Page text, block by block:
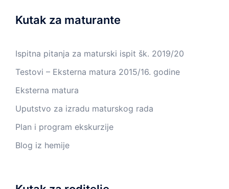
Kutak za maturante
Ispitna pitanja za maturski ispit šk. 2019/20
Testovi – Eksterna matura 2015/16. godine
Eksterna matura
Uputstvo za izradu maturskog rada
Plan i program ekskurzije
Blog iz hemije